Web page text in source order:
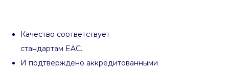
Качество соответствует
стандартам EAC.
И подтверждено аккредитованными